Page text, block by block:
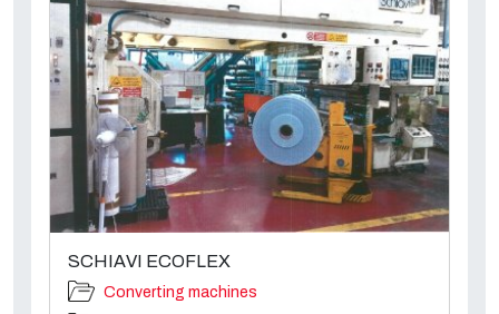
SCHIAVI ECOFLEX
Converting machines